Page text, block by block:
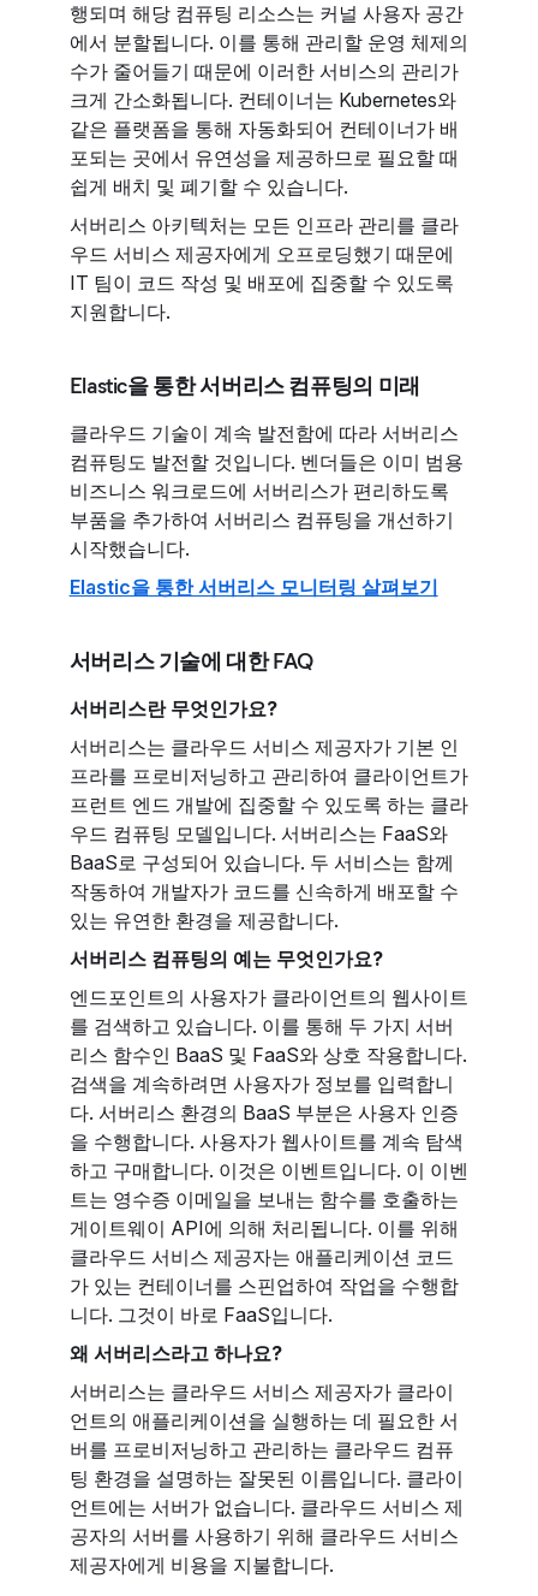
행되며 해당 컴퓨팅 리소스는 커널 사용자 공간
에서 분할됩니다. 이를 통해 관리할 운영 체제의
수가 줄어들기 때문에 이러한 서비스의 관리가
크게 간소화됩니다. 컨테이너는 Kubernetes와
같은 플랫폼을 통해 자동화되어 컨테이너가 배
포되는 곳에서 유연성을 제공하므로 필요할 때
쉽게 배치 및 폐기할 수 있습니다.
서버리스 아키텍처는 모든 인프라 관리를 클라
우드 서비스 제공자에게 오프로딩했기 때문에
IT 팀이 코드 작성 및 배포에 집중할 수 있도록
지원합니다.
Elastic을 통한 서버리스 컴퓨팅의 미래
클라우드 기술이 계속 발전함에 따라 서버리스
컴퓨팅도 발전할 것입니다. 벤더들은 이미 범용
비즈니스 워크로드에 서버리스가 편리하도록
부품을 추가하여 서버리스 컴퓨팅을 개선하기
시작했습니다.
Elastic을 통한 서버리스 모니터링 살펴보기
서버리스 기술에 대한 FAQ
서버리스란 무엇인가요?
서버리스는 클라우드 서비스 제공자가 기본 인
프라를 프로비저닝하고 관리하여 클라이언트가
프런트 엔드 개발에 집중할 수 있도록 하는 클라
우드 컴퓨팅 모델입니다. 서버리스는 FaaS와
BaaS로 구성되어 있습니다. 두 서비스는 함께
작동하여 개발자가 코드를 신속하게 배포할 수
있는 유연한 환경을 제공합니다.
서버리스 컴퓨팅의 예는 무엇인가요?
엔드포인트의 사용자가 클라이언트의 웹사이트
를 검색하고 있습니다. 이를 통해 두 가지 서버
리스 함수인 BaaS 및 FaaS와 상호 작용합니다.
검색을 계속하려면 사용자가 정보를 입력합니
다. 서버리스 환경의 BaaS 부분은 사용자 인증
을 수행합니다. 사용자가 웹사이트를 계속 탐색
하고 구매합니다. 이것은 이벤트입니다. 이 이벤
트는 영수증 이메일을 보내는 함수를 호출하는
게이트웨이 API에 의해 처리됩니다. 이를 위해
클라우드 서비스 제공자는 애플리케이션 코드
가 있는 컨테이너를 스핀업하여 작업을 수행합
니다. 그것이 바로 FaaS입니다.
왜 서버리스라고 하나요?
서버리스는 클라우드 서비스 제공자가 클라이
언트의 애플리케이션을 실행하는 데 필요한 서
버를 프로비저닝하고 관리하는 클라우드 컴퓨
팅 환경을 설명하는 잘못된 이름입니다. 클라이
언트에는 서버가 없습니다. 클라우드 서비스 제
공자의 서버를 사용하기 위해 클라우드 서비스
제공자에게 비용을 지불합니다.